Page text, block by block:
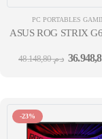
PC PORTABLES
ASUS ROG STRIX
د.م.48.148,80
-23%